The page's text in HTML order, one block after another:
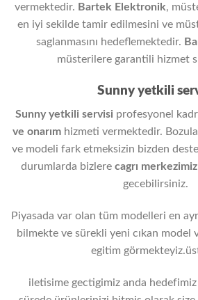
vermektedir. Bartek Elektronik,
en iyi sekilde tamir edilmesini ve
saglanmasını hedeflemektedir.
müsterilere garantili hizmet
Sunny yetkili
Sunny yetkili servisi profesyonel
ve onarımhizmeti vermektedir.
ve modeli fark etmeksizin bizden
durumlarda bizlere cagrı merkezimiz
gecebilirsiniz.
Piyasada var olan tüm modelleri en
bilmekte ve sürekli yeni cıkan
egitim
iletisime gectigimiz anda hedefimiz